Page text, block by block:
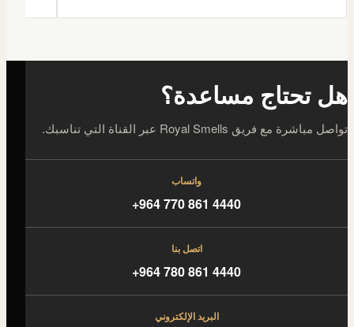
هل تحتاج مساعدة؟
تواصل مباشرة مع فريق Royal Smells عبر القناة التي تناسبك.
واتساب
+964 770 861 4440
اتصل بنا
+964 780 861 4440
البريد الإلكتروني